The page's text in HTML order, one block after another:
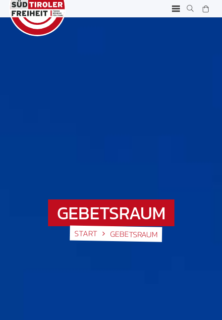
GEBETSRAUM
START GEBETSRAUM